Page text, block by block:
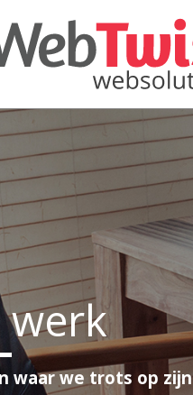
werk
waar we trots op zijn